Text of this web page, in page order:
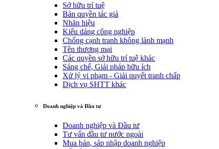
Sở hữu trí tuệ
Bản quyền tác giả
Nhãn hiệu
Kiểu dáng công nghiệp
Chống cạnh tranh không lành mạnh
Tên thương mại
Các quyền sở hữu trí tuệ khác
Sáng chế, Giải pháp hữu ích
Xử lý vi phạm - Giải quyết tranh chấp
Dịch vụ SHTT khác
Doanh nghiệp và Đầu tư
Doanh nghiệp và Đầu tư
Tư vấn đầu tư nước ngoài
Mua bán, sáp nhập doanh nghiệp